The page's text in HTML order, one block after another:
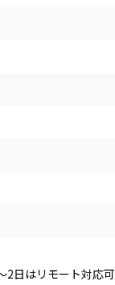
2日はリモート対応可